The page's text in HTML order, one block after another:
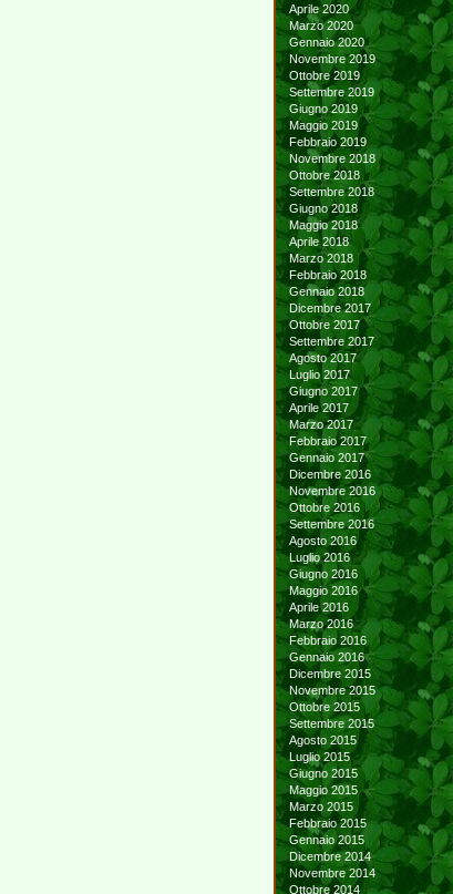
Aprile 2020
Marzo 2020
Gennaio 2020
Novembre 2019
Ottobre 2019
Settembre 2019
Giugno 2019
Maggio 2019
Febbraio 2019
Novembre 2018
Ottobre 2018
Settembre 2018
Giugno 2018
Maggio 2018
Aprile 2018
Marzo 2018
Febbraio 2018
Gennaio 2018
Dicembre 2017
Ottobre 2017
Settembre 2017
Agosto 2017
Luglio 2017
Giugno 2017
Aprile 2017
Marzo 2017
Febbraio 2017
Gennaio 2017
Dicembre 2016
Novembre 2016
Ottobre 2016
Settembre 2016
Agosto 2016
Luglio 2016
Giugno 2016
Maggio 2016
Aprile 2016
Marzo 2016
Febbraio 2016
Gennaio 2016
Dicembre 2015
Novembre 2015
Ottobre 2015
Settembre 2015
Agosto 2015
Luglio 2015
Giugno 2015
Maggio 2015
Marzo 2015
Febbraio 2015
Gennaio 2015
Dicembre 2014
Novembre 2014
Ottobre 2014